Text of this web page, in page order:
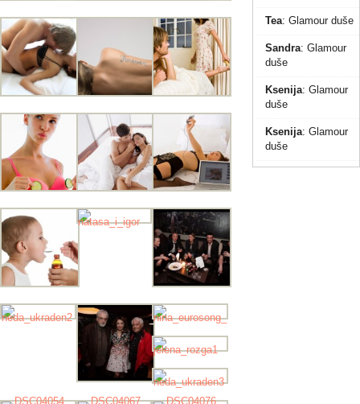
Tea: Glamour duše
Sandra: Glamour
duše
Ksenija: Glamour
duše
Ksenija: Glamour
duše